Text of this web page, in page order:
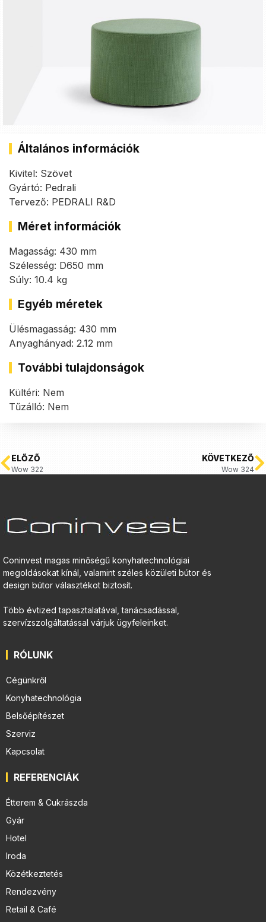
Általános információk
Kivitel: Szövet
Gyártó: Pedrali
Tervező: PEDRALI R&D
Méret információk
Magasság: 430 mm
Szélesség: D650 mm
Súly: 10.4 kg
Egyéb méretek
Ülésmagasság: 430 mm
Anyaghányad: 2.12 mm
További tulajdonságok
Kültéri: Nem
Tűzálló: Nem
ELŐZŐ
Wow 322
KÖVETKEZŐ
Wow 324
Coninvest magas minőségű konyhatechnológiai
megoldásokat kínál, valamint széles közületi bútor és
design bútor választékot biztosít.
Több évtized tapasztalatával, tanácsadással,
szervízszolgáltatással várjuk ügyfeleinket.
RÓLUNK
Cégünkről
Konyhatechnológia
Belsőépítészet
Szerviz
Kapcsolat
REFERENCIÁK
Étterem & Cukrászda
Gyár
Hotel
Iroda
Közétkeztetés
Rendezvény
Retail & Café